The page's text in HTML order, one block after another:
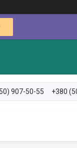
907-50-55 +380